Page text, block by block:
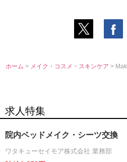
ホーム > メイク・コスメ・スキンケア>
求人特集
院内ベッドメイク・シーツ交換
ワタキューセイモア株式会社 業務部